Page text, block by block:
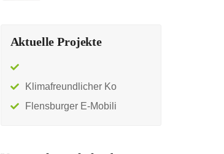
Aktuelle Projekte
Klimafreundlicher Ko
Flensburger E-Mobili